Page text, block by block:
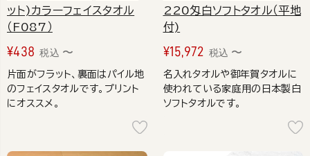
ット)カラーフェイスタオル
（F087）
¥438 税込 〜
片面がフラット、裏面はパイル地
のフェイスタオルです。プリント
にオススメ。
220匁白ソフトタオル（平地
付)
¥15,972 税込 〜
名入れタオルや御年賀タオルに
使われている家庭用の日本製白
ソフトタオルです。